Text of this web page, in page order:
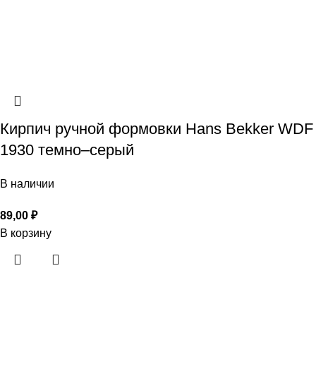
Кирпич ручной формовки Hans Bekker WDF
1930 темно–серый
В наличии
89,00 ₽
В корзину